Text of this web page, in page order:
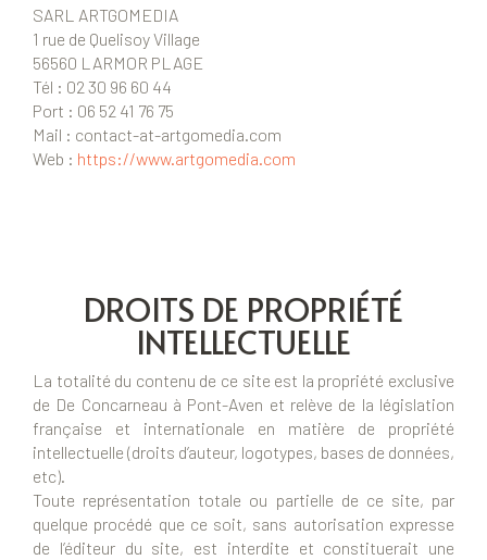
SARL ARTGOMEDIA
1 rue de Quelisoy Village
56560 LARMOR PLAGE
Tél : 02 30 96 60 44
Port : 06 52 41 76 75
Mail : contact-at-artgomedia.com
Web : https://www.artgomedia.com
DROITS DE PROPRIÉTÉ
INTELLECTUELLE
La totalité du contenu de ce site est la propriété exclusive
de De Concarneau à Pont-Aven et relève de la législation
française et internationale en matière de propriété
intellectuelle (droits d’auteur, logotypes, bases de données,
etc).
Toute représentation totale ou partielle de ce site, par
quelque procédé que ce soit, sans autorisation expresse
de l’éditeur du site, est interdite et constituerait une